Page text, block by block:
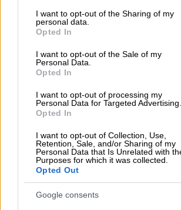
not limited to your visit or usage behaviour.
grant or deny consent to Google and its
use your data for below specified purposes
consent section.
I want to opt-out of the Sharing of my
personal data.
Opted In
I want to opt-out of the Sale of my
Personal Data.
Opted In
I want to opt-out of processing my
Personal Data for Targeted Advertising.
Opted In
I want to opt-out of Collection, Use,
Retention, Sale, and/or Sharing of my
Personal Data that Is Unrelated with
Purposes for which it was collected.
Opted Out
Google consents
Όπως λέει ο ίδιος, στο
πολύ καλή διαχείριση του
προσπάθειες μαζί με τον
Υπουργείο Πολιτικής
Κλιματικής Κρίσης, ώστε να
το δυνατόν περισσότερο την
καθώς οι φυσικοί κίνδυνοι
υπάρχουν».
«Υπάρχει μεγάλη
σταθερότητα των βράχων